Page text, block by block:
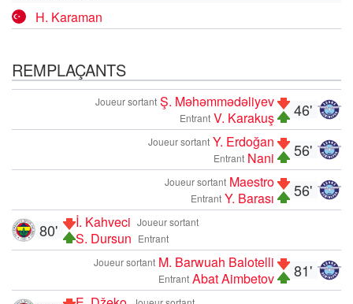
H. Karaman
REMPLAÇANTS
46'
Joueur sortant Ş. Məhəmmədəliyev
Entrant V. Karakuş
56'
Joueur sortant Y. Erdoğan
Entrant Nani
56'
Joueur sortant Maestro
Entrant Y. Barası
Joueur sortant
İ. Kahveci
Entrant
S. Dursun
80'
81'
Joueur sortant M. Barwuah Balotelli
Entrant Abat Aimbetov